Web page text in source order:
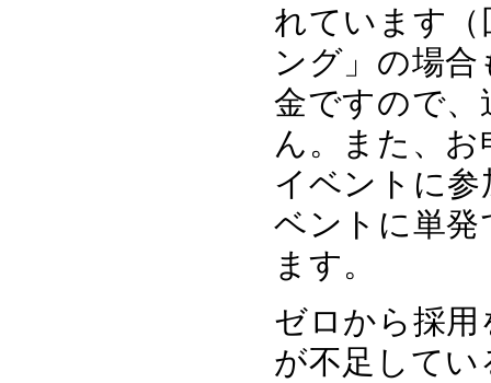
れています（
ング」の場
金ですので
ん。また、
イベントに
ベントに単
ます。
ゼロから採
が不足してい